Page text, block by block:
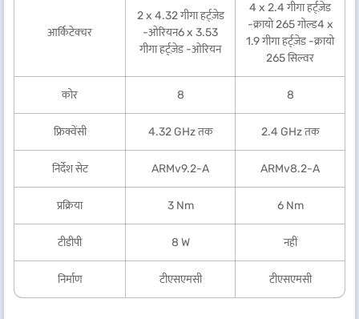
आर्किटेक्चर
2 x 4.32 गीगा हर्ट्ज़ेड
-ओरियन6 x 3.53
गीगा हर्ट्ज़ेड -ओरियन
4 x 2.4 गीगा हर्ट्ज़ेड
-क्रायो 265 गोल्ड4 x
1.9 गीगा हर्ट्ज़ेड -क्रायो
265 सिल्वर
कोर 8 8
फ्रिक्वेंसी 4.32 GHz तक 2.4 GHz तक
निर्देश सेट ARMv9.2-A ARMv8.2-A
प्रक्रिया 3 Nm 6 Nm
टीडीपी 8 W नहीं
निर्माण टीएसएमसी टीएसएमसी